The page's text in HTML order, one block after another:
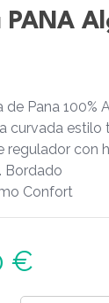
PANA
de Pana 100%
curvada estilo
regulador con
Bordado
Confort
€